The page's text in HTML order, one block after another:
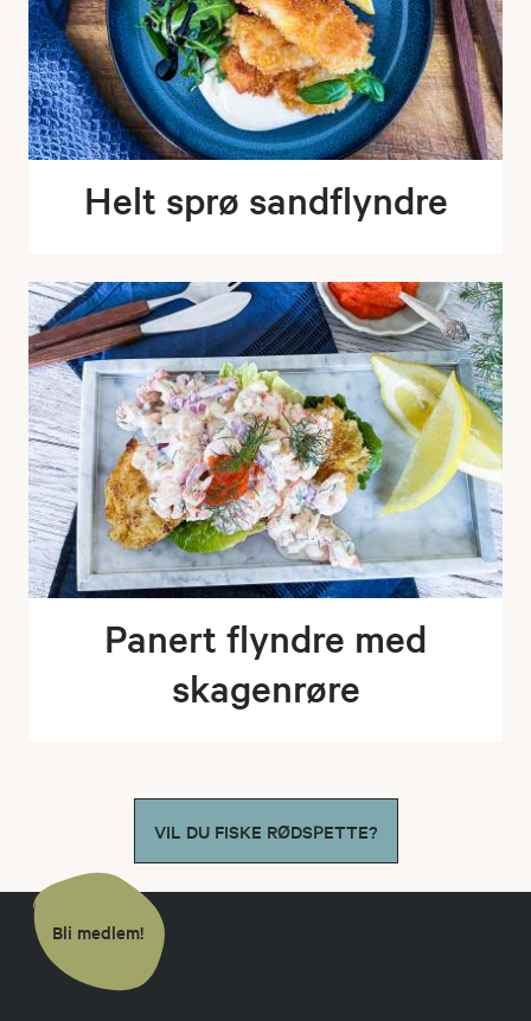
Helt sprø sandflyndre
Panert flyndre med
skagenrøre
VIL DU FISKE RØDSPETTE?
Bli medlem!